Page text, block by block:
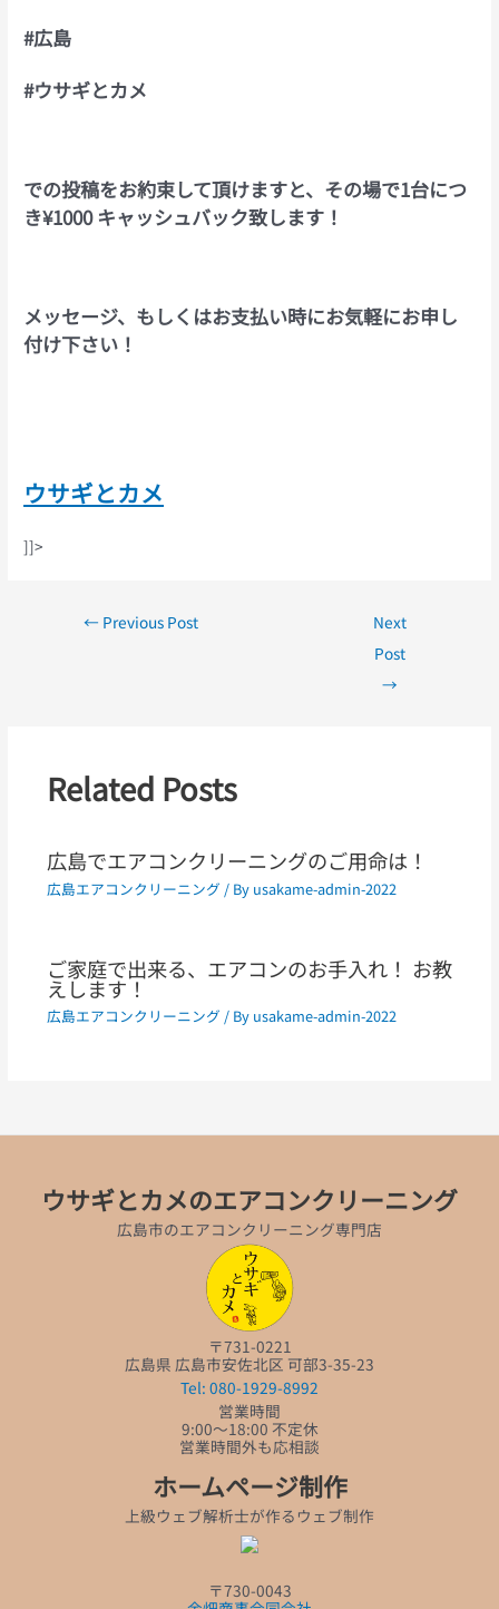
#広島
#ウサギとカメ
での投稿をお約束して頂けますと、その場で1台につ
き¥1000 キャッシュバック致します！
メッセージ、もしくはお支払い時にお気軽にお申し
付け下さい！
ウサギとカメ
]]>
← Previous Post
Next
Post
→
Related Posts
広島でエアコンクリーニングのご用命は！
広島エアコンクリーニング / By usakame-admin-2022
ご家庭で出来る、エアコンのお手入れ！ お教
えします！
広島エアコンクリーニング / By usakame-admin-2022
ウサギとカメのエアコンクリーニング
広島市のエアコンクリーニング専門店
〒731-0221
広島県 広島市安佐北区 可部3-35-23
Tel: 080-1929-8992
営業時間
9:00～18:00 不定休
営業時間外も応相談
ホームページ制作
上級ウェブ解析士が作るウェブ制作
〒730-0043